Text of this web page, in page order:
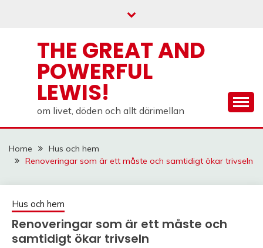
THE GREAT AND
POWERFUL
LEWIS!
om livet, döden och allt därimellan
Home
Hus och hem
Renoveringar som är ett måste och samtidigt ökar trivseln
Hus och hem
Renoveringar som är ett måste och
samtidigt ökar trivseln